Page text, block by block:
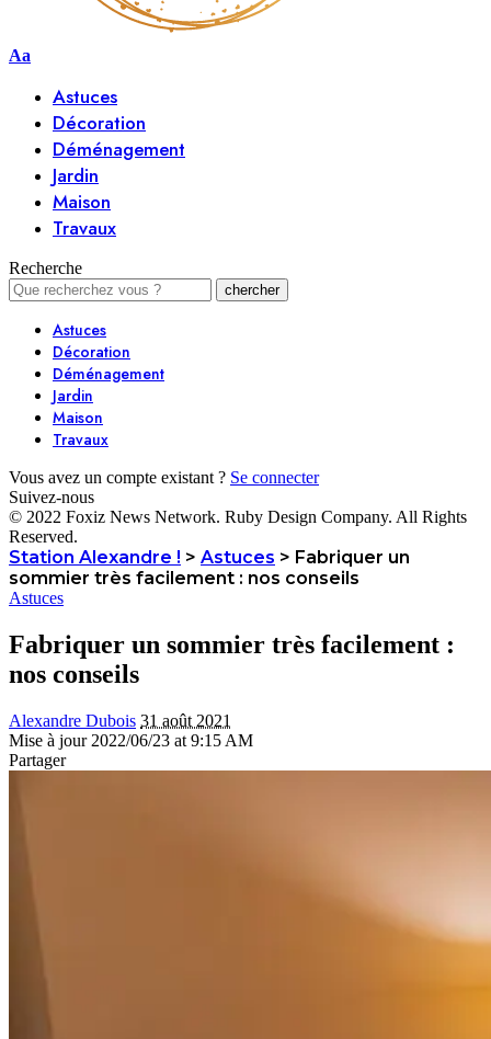
Aa
Astuces
Décoration
Déménagement
Jardin
Maison
Travaux
Recherche
Astuces
Décoration
Déménagement
Jardin
Maison
Travaux
Vous avez un compte existant ? Se connecter
Suivez-nous
© 2022 Foxiz News Network. Ruby Design Company. All Rights
Reserved.
Station Alexandre ! > Astuces > Fabriquer un
sommier très facilement : nos conseils
Astuces
Fabriquer un sommier très facilement :
nos conseils
Alexandre Dubois 31 août 2021
Mise à jour 2022/06/23 at 9:15 AM
Partager